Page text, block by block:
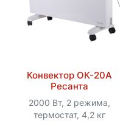
Конвектор ОК-20A
Ресанта
2000 Вт, 2 режима,
термостат, 4,2 кг